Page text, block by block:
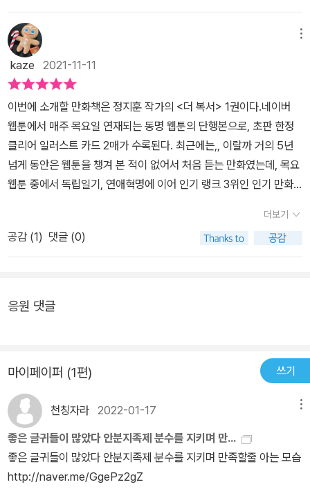
속 감탄했던 것은 오리지널 권투 영화 못지 않은 놀라운 타격감입니
다웹툰이기에 가능한 것인지는 모르겠지만 만화속 인물들끼리의 펀
치 파괴력이 직간접적으로 생생하게 느껴질 정도입니다정말 미국 일
본 만화에서는 느끼지는 못했던 그런 만화적 표현력이었습니다인기
웹툰의 경우 드라마 또는 영화화 되는 경우가 요즘은 흔히 일이 되어
버렸는데 더 복서 역시 영상작업 이루어지면 어떻게 그려질지 무척이
나 기대됩니다​
다.​통쾌를 넘어서 카타르시스를 선사하는 만화 물론 스포츠 만화도
실제 기술이나 장면을 담은 현실성이 높은 작품과 만화적 상상력으로
가장된 기술들이 접목된 판타지적 요소가 강한 작품으로 나눠지는데,
웹툰 '더 복서'는 후자에 가까운 작품이다.​주인공 유는 음침한 분위기
와 무슨 생각을 하고 있는지 전혀 알 수 없는 오히려 삶의 의욕이 전혀
안보이는 아이다. 같은 반 친구들이 건드려도 그저 맞서지 않고 그저
당하는 어쩔 수 없이 살아가는 것 같은 존재이다. 그런 유는 오히려 본
인이 가지고 있는 범접할 수 없는 능력을 발산하는 법을 모르고 살아
가고 있다. 그 능력을 발화시킨 것이 바로 복싱계의 천재 트레이너 K
의 등장. 그는 선수 발굴을 위해 지인의 소개를 받던 중 유와 같은 학
교로 난폭한 심성을 가진 학교 일진 류백산과 만난다. 백산의 호기로
움과 자신 넘치는 풋워크와 자유로운 펀치 궤도를 보자 K는 백산을
리고 유능한 복서이기도 한 트레이너 K의 일심의 일격!!!! 오호~~ 통
착한 유의 배경은 그저 고요한 흑백으로 표현되어 있다. 보통 존재가
아님을 너무나 절실히 보여주는 장면이다. 너무 구차원적 표현이지
만, 드래곤볼에서나 볼 수 있는 기와 파장이 표현이 되어 있는데, 워낙
드래곤볼을 좋아하는 팬으로서 이렇게 만화에서만 볼 수 있는 액션
씬을 볼 수 있다는 점에서 이 만화는 독자에게 '통쾌'와 함께 카타르시
스를 선사한다.​덧붙이자면, '더 복서'만의 액션 효과와 각종 상징성이
작풍에 녹아 있어 정지훈 작가의 세계에 점점 빠져들 수 밖에 없다.워
kaze 2021-11-11
이번에 소개할 만화책은 정지훈 작가의 <더 복서> 1권이다.​네이버
웹툰에서 매주 목요일 연재되는 동명 웹툰의 단행본으로, 초판 한정
클리어 일러스트 카드 2매가 수록된다. 최근에는,, 이랄까 거의 5년
넘게 동안은 웹툰을 챙겨 본 적이 없어서 처음 듣는 만화였는데, 목요
웹툰 중에서 독립일기, 연애혁명에 이어 인기 랭크 3위인 인기 만화
내 웹툰답게 올 컬러이고, 오랜만에 오른쪽으로 읽는 형식이었다. 작
가의 말에 따르면 이 만화는 초기 기획부터 작업 과정을 출판 환경에
맞게 작업해서 웹툰으로 보는 것보다 더 높은 완성도로 감상할 수 있
츠 만화이다. 물론 일반적인(현실적인) 스포츠 만화라기보단 좀 더 행
동감 넘쳤고 내용 또한 가슴을 뜨겁게 만들었다.​만화에는 크게 세 명
의 주인공이 등장한다. 먼저 '유'가 있다. 무슨 생각을 하는지 도통 알
수 없고, 음침한 면도 있으며 누군가에겐 싸가지 없다는 평을 듣기도
한다. 그 때문에 학교폭력의 대상이 되기도 하는데, 그럼에도 별 저항
없이 맞기만 한다. 하지만 우연히 그를 보게 된 전설의 트레이너 K는
그의 진가를 알아보고, 복싱을 하고 싶다면 언제든지 찾아오라고 말
한다.다음은 '류백산'. 복싱을 시작한 지 2주밖에 되지 않았지만 국내
더보기
공감 (1) 댓글 (0)
응원 댓글
마이페이퍼 (1편) 쓰기
천칭자라 2022-01-17
좋은 글귀들이 많았다 안분지족제 분수를 지키며 만...
좋은 글귀들이 많았다 안분지족제 분수를 지키며 만족할줄 아는 모습
http://naver.me/GgePz2gZ